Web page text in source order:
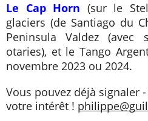
Le Cap Horn (sur le
glaciers (de Santiago du
Peninsula Valdez
otaries), et le Tango
novembre 2023 ou 2024.
Vous pouvez déjà signaler
votre intérêt !